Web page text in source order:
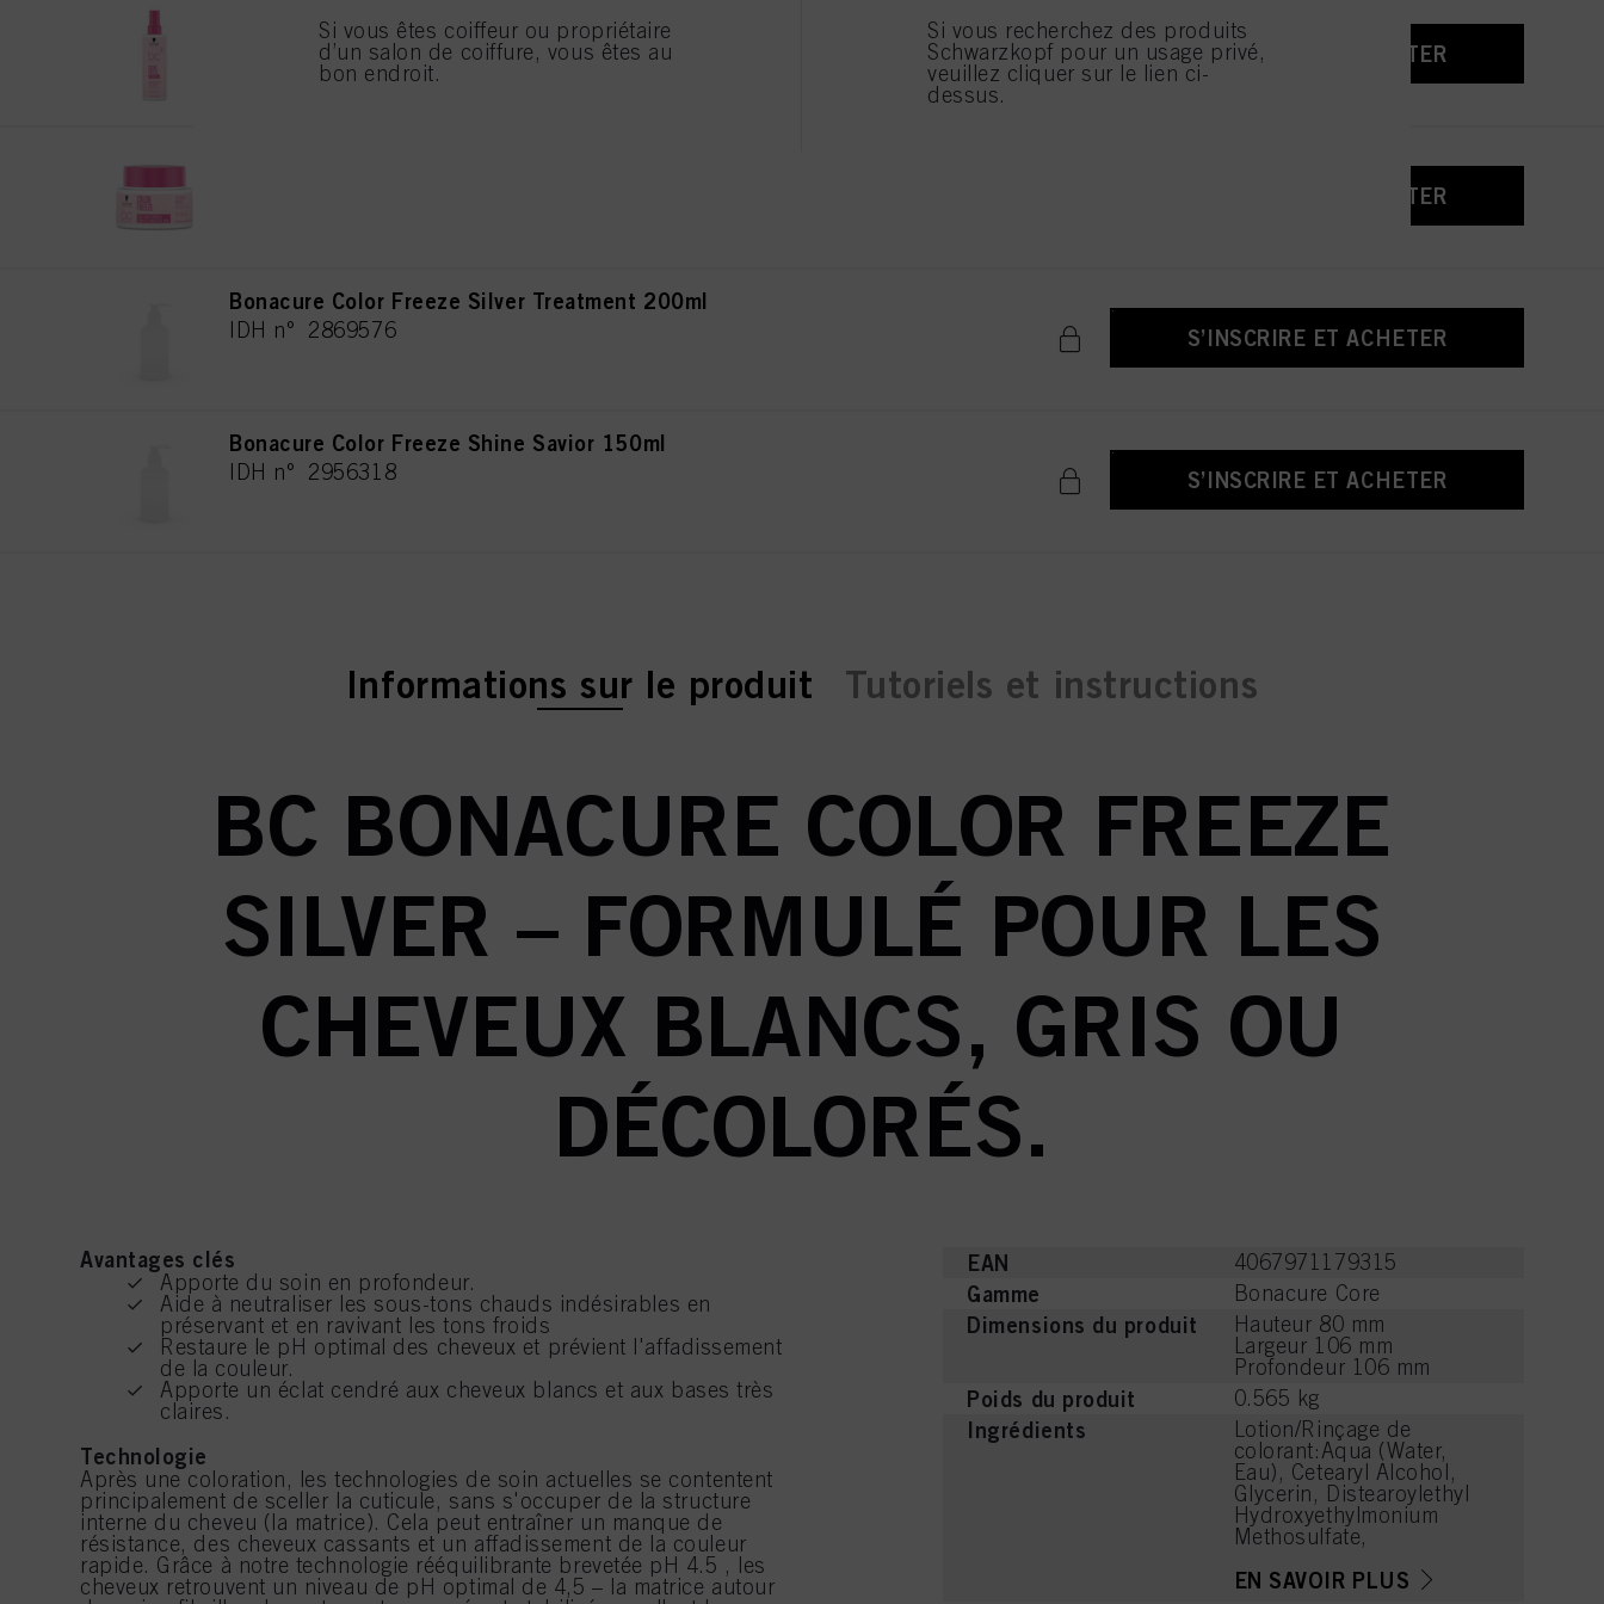
Bonacure Color Freeze Spray Conditioner 200ml
IDH n° 3078153 S’INSCRIRE ET ACHETER
S’INSCRIRE ET ACHETER
Bonacure Color Freeze Silver Treatment 200ml
IDH n° 2869576 S’INSCRIRE ET ACHETER
Bonacure Color Freeze Shine Savior 150ml
IDH n° 2956318 S’INSCRIRE ET ACHETER
current tab:
Informations sur le produit Tutoriels et instructions
BC BONACURE COLOR FREEZE
SILVER – FORMULÉ POUR LES
CHEVEUX BLANCS, GRIS OU
DÉCOLORÉS.
Avantages clés
Apporte du soin en profondeur.
Aide à neutraliser les sous-tons chauds indésirables en
préservant et en ravivant les tons froids
Restaure le pH optimal des cheveux et prévient l'affadissement
de la couleur.
Apporte un éclat cendré aux cheveux blancs et aux bases très
claires.
Technologie
Après une coloration, les technologies de soin actuelles se contentent
principalement de sceller la cuticule, sans s'occuper de la structure
interne du cheveu (la matrice). Cela peut entraîner un manque de
résistance, des cheveux cassants et un affadissement de la couleur
rapide. Grâce à notre technologie rééquilibrante brevetée pH 4.5 , les
cheveux retrouvent un niveau de pH optimal de 4,5 – la matrice autour
EAN 4067971179315
Gamme Bonacure Core
Dimensions du produit
Hauteur 80 mm
Largeur 106 mm
Profondeur 106 mm
Poids du produit 0.565 kg
Ingrédients
Lotion/Rinçage de
colorant:Aqua (Water,
Eau), Cetearyl Alcohol,
Glycerin, Distearoylethyl
Hydroxyethylmonium
Methosulfate,
Isopropyl Myristate,
EN SAVOIR PLUS
Si vous êtes coiffeur ou propriétaire
d’un salon de coiffure, vous êtes au
bon endroit.
Si vous recherchez des produits
Schwarzkopf pour un usage privé,
veuillez cliquer sur le lien ci-
dessus.
autorisez une ou plusieurs des finalités mentionnées ci-dessus. En cliquant sur « Tout accepter », vous acceptez l’utilisation de cookies ainsi
que le traitement de vos données à caractère personnel pour l’ensemble des finalités mentionnées ci-dessus. Si vous cliquez sur « Refuser »,
seuls les cookies indispensables sur le plan technique pour vous donner accès à ce site Internet seront utilisés.